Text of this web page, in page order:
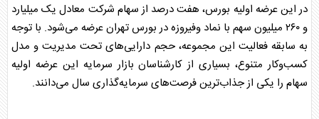
در این عرضه اولیه بورس، هفت درصد از سهام شرکت معادل یک میلیارد
و ۲۶۰ میلیون سهم با
نماد وفیروزهدربورس تهران عرضه می‌شود. با توجه
به سابقه فعالیت این مجموعه، حجم دارایی‌های تحت مدیریت و مدل
کسب‌وکار متنوع، بسیاری از کارشناسان بازار سرمایه اینعرضه اولیه
سهام را یکی از جذاب‌ترین فرصت‌های سرمایه‌گذاری سال می‌دانند.